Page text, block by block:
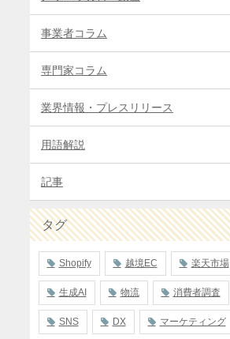
事業者コラム
専門家コラム
業界情報・プレスリリース
用語解説
記事
タグ
Shopify 越境EC 楽天市場
生成AI 物流 消費者調査
SNS DX マーケティング